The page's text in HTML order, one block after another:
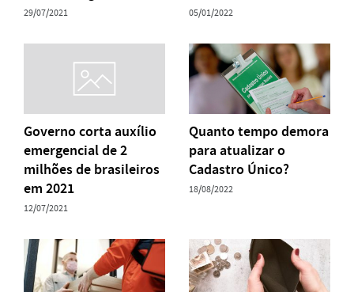
29/07/2021 05/01/2022
Governo corta auxílio
emergencial de 2
milhões de brasileiros
em 2021
12/07/2021
Quanto tempo demora
para atualizar o
Cadastro Único?
18/08/2022